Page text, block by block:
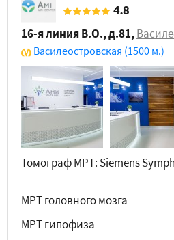
4.8
16-я линия В.О., д.81,
Василеостровская (1500 м.)
Томограф МРТ: Siemens
МРТ головного мозга
МРТ гипофиза